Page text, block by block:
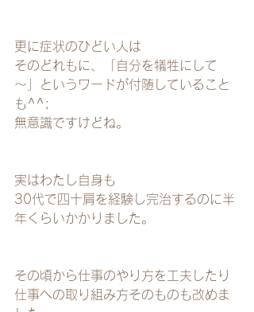
更に症状のひどい人は
そのどれもに、「自分を犠牲にして
～」というワードが付随していること
も^^;
無意識ですけどね。
実はわたし自身も
30代で四十肩を経験し完治するのに半
年くらいかかりました。
その頃から仕事のやり方を工夫したり
仕事への取り組み方そのものも改めま